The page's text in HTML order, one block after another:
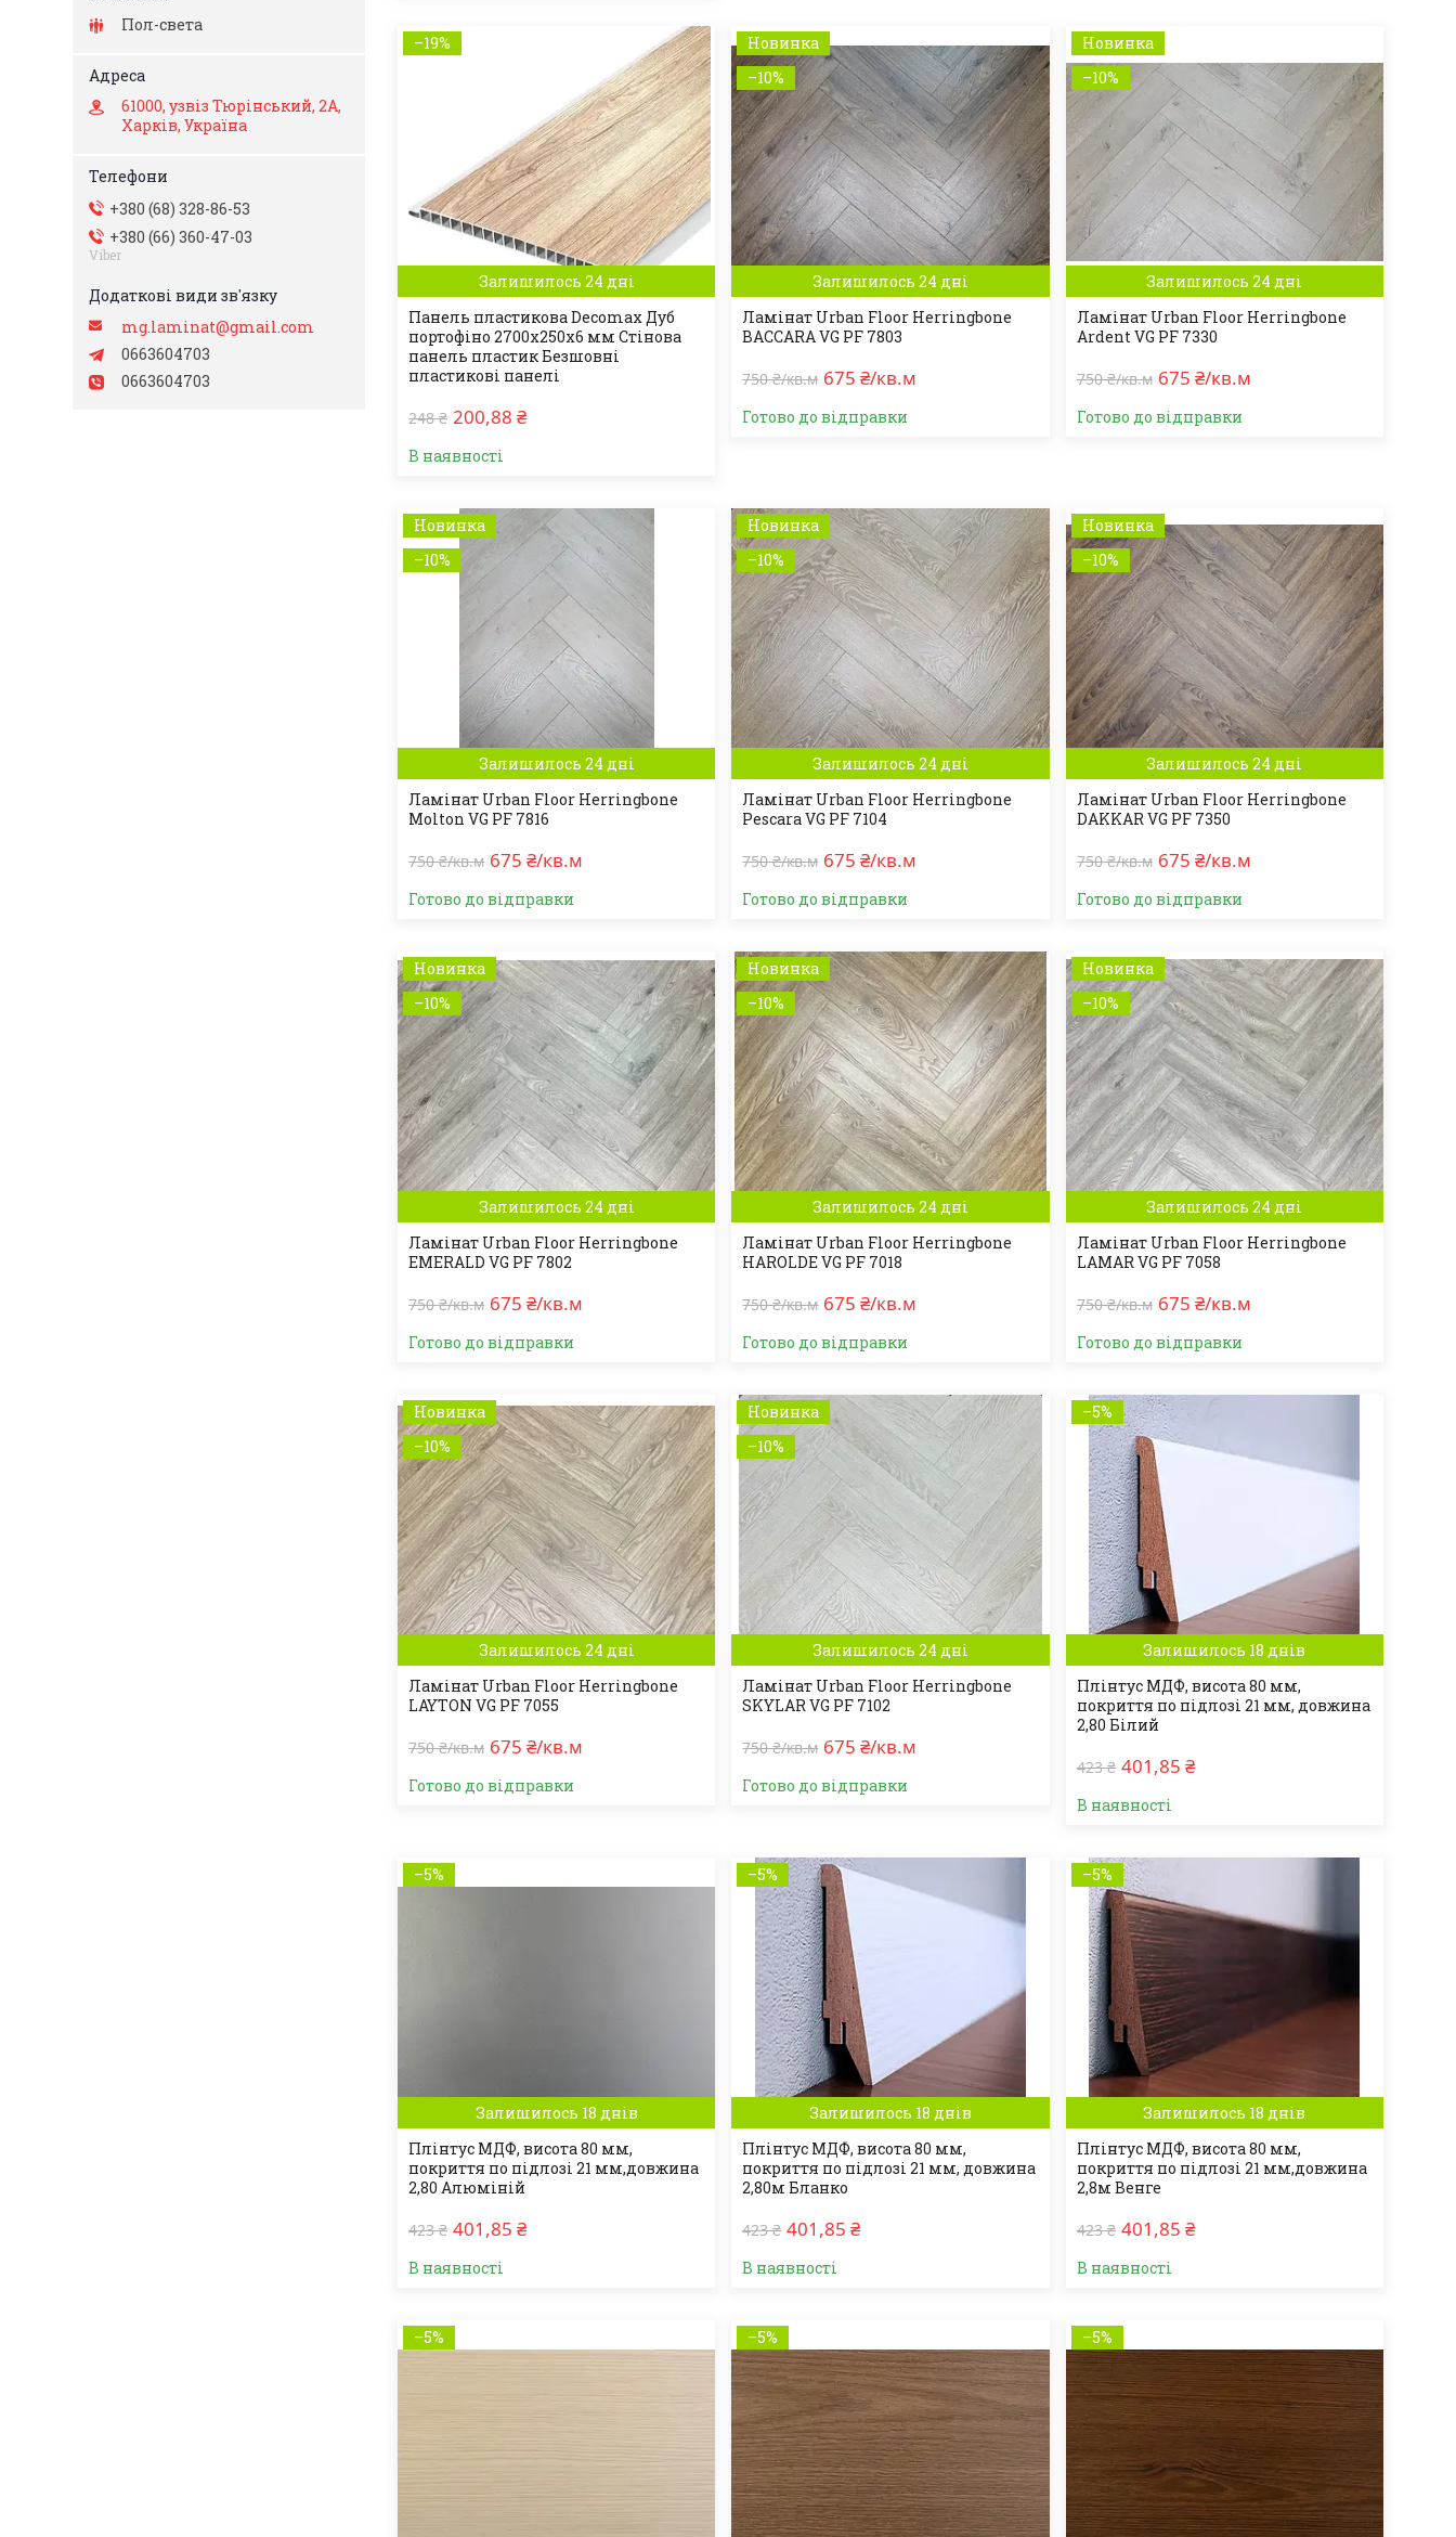
–19%
Залишилось 24 дні
Панель пластикова Decomax Дуб
портофіно 2700х250х6 мм Стінова
панель пластик Безшовні
пластикові панелі
248 ₴ 200,88 ₴
В наявності
Новинка
–10%
Залишилось 24 дні
Ламінат Urban Floor Herringbone
BACCARA VG PF 7803
750 ₴/кв.м 675 ₴/кв.м
Готово до відправки
Новинка
–10%
Залишилось 24 дні
Ламінат Urban Floor Herringbone
Ardent VG PF 7330
750 ₴/кв.м 675 ₴/кв.м
Готово до відправки
Новинка
–10%
Залишилось 24 дні
Ламінат Urban Floor Herringbone
Molton VG PF 7816
750 ₴/кв.м 675 ₴/кв.м
Готово до відправки
Новинка
–10%
Залишилось 24 дні
Ламінат Urban Floor Herringbone
Pescara VG PF 7104
750 ₴/кв.м 675 ₴/кв.м
Готово до відправки
Новинка
–10%
Залишилось 24 дні
Ламінат Urban Floor Herringbone
DAKKAR VG PF 7350
750 ₴/кв.м 675 ₴/кв.м
Готово до відправки
Новинка
–10%
Залишилось 24 дні
Ламінат Urban Floor Herringbone
EMERALD VG PF 7802
750 ₴/кв.м 675 ₴/кв.м
Готово до відправки
Новинка
–10%
Залишилось 24 дні
Ламінат Urban Floor Herringbone
HAROLDE VG PF 7018
750 ₴/кв.м 675 ₴/кв.м
Готово до відправки
Новинка
–10%
Залишилось 24 дні
Ламінат Urban Floor Herringbone
LAMAR VG PF 7058
750 ₴/кв.м 675 ₴/кв.м
Готово до відправки
Новинка
–10%
Залишилось 24 дні
Ламінат Urban Floor Herringbone
LAYTON VG PF 7055
750 ₴/кв.м 675 ₴/кв.м
Готово до відправки
Новинка
–10%
Залишилось 24 дні
Ламінат Urban Floor Herringbone
SKYLAR VG PF 7102
750 ₴/кв.м 675 ₴/кв.м
Готово до відправки
–5%
Залишилось 18 днів
Плінтус МДФ, висота 80 мм,
покриття по підлозі 21 мм, довжина
2,80 Білий
423 ₴ 401,85 ₴
В наявності
–5%
Залишилось 18 днів
Плінтус МДФ, висота 80 мм,
покриття по підлозі 21 мм,довжина
2,80 Алюміній
423 ₴ 401,85 ₴
В наявності
–5%
Залишилось 18 днів
Плінтус МДФ, висота 80 мм,
покриття по підлозі 21 мм, довжина
2,80м Бланко
423 ₴ 401,85 ₴
В наявності
–5%
Залишилось 18 днів
Плінтус МДФ, висота 80 мм,
покриття по підлозі 21 мм,довжина
2,8м Венге
423 ₴ 401,85 ₴
В наявності
–5% –5% –5%
Пол-света
61000, узвіз Тюрінський, 2А,
Харків, Україна
+380 (68) 328-86-53
+380 (66) 360-47-03
Viber
mg.laminat@gmail.com
0663604703
0663604703